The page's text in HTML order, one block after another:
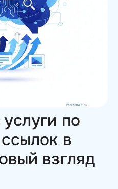
по
в
взгляд